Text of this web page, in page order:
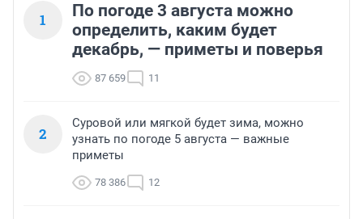
1
По погоде 3 августа можно
определить, каким будет
декабрь, — приметы и поверья
87 659 11
2
Суровой или мягкой будет зима, можно
узнать по погоде 5 августа — важные
приметы
78 386 12